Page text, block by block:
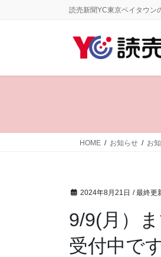
に
ョ
動
読売新聞YC東京ベイタウン
HOME お知らせ お
2024年8月21日 / 最終更
9/9(月）
受付中で